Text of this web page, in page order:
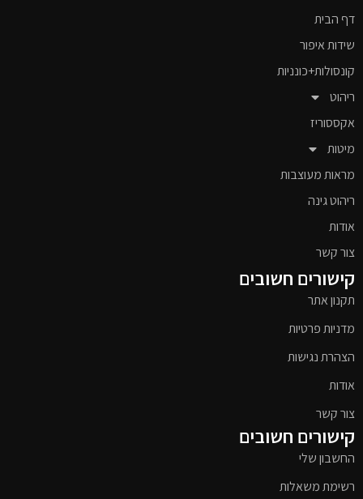
דף הבית
שידות איפור
קונסולות+כונניות
ריהוט
אקססוריז
מיטות
מראות מעוצבות
ריהוט גינה
אודות
צור קשר
קישורים חשובים
תקנון אתר
מדניות פרטיות
הצהרת נגישות
אודות
צור קשר
קישורים חשובים
החשבון שלי
רשימת משאלות